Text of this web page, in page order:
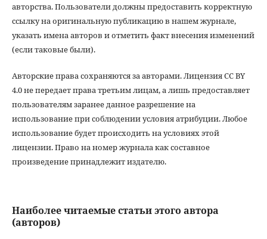
авторства. Пользователи должны предоставить корректную
ссылку на оригинальную публикацию в нашем журнале,
указать имена авторов и отметить факт внесения изменений
(если таковые были).
Авторские права сохраняются за авторами. Лицензия CC BY
4.0 не передает права третьим лицам, а лишь предоставляет
пользователям заранее данное разрешение на
использование при соблюдении условия атрибуции. Любое
использование будет происходить на условиях этой
лицензии. Право на номер журнала как составное
произведение принадлежит издателю.
Наиболее читаемые статьи этого автора
(авторов)